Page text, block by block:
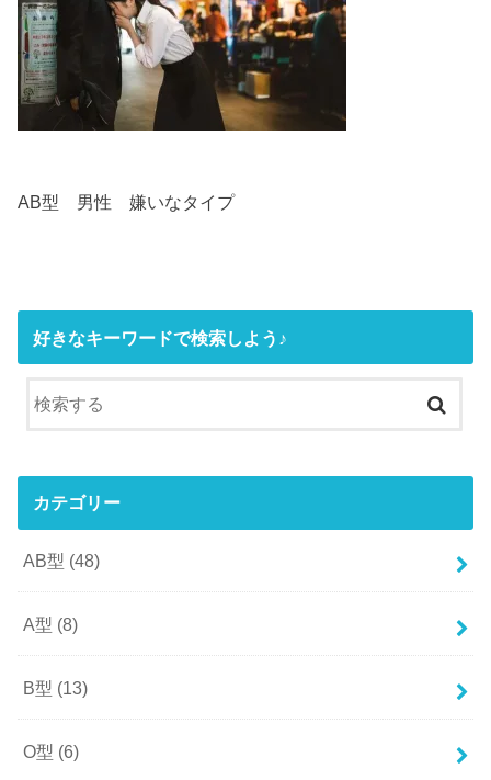
AB型 男性 嫌いなタイプ
好きなキーワードで検索しよう♪
カテゴリー
AB型 (48)
A型 (8)
B型 (13)
O型 (6)